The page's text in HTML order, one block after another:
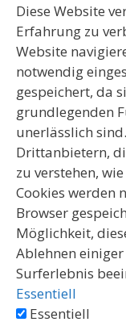
Diese Website
Erfahrung zu
Website
notwendig
gespeichert, da
grundlegenden
unerlässlich
Drittanbietern,
zu verstehen,
Cookies werden
Browser
Möglichkeit,
Ablehnen
Surferlebnis
Essentiell
Essentiell